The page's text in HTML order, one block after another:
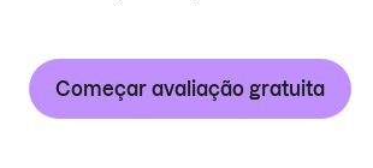
Começar avaliação gratuita